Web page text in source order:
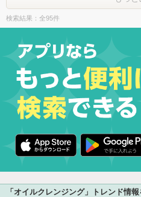
検索結果：全95件
「オイルクレンジング」トレンド情報